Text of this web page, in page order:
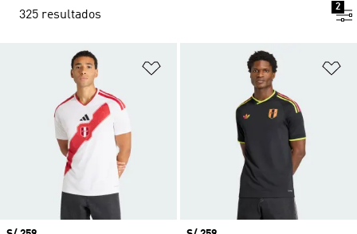
325 resultados
2
Añadir a la lista de deseos